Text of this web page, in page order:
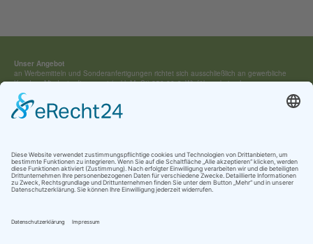
Unser Angebot
an Werbemitteln und Sonderan­fertigungen richtet sich ausschließ­lich an gewerbliche
Kunden. Mindestauftragswert (exkl. MwSt) 250,00 €. Wir führen keine Lagerware,
sondern fertigen jedes Werbemittel individuell für Sie an.
Kontakt:
Tel.: +49 (0) 4154 / 7 95 40-0
Erfahren Sie mehr überunsere Geschichteals traditionsreiches Familienunternehmen
und lernen Sieunsere WerteundKatalogekennen.
Kontakt